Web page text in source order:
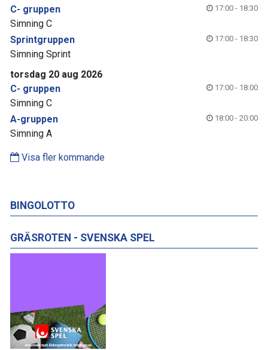
C- gruppen
17:00 - 18:30
Simning C
Sprintgruppen
17:00 - 18:30
Simning Sprint
torsdag 20 aug 2026
C- gruppen
17:00 - 18:00
Simning C
A-gruppen
18:00 - 20:00
Simning A
Visa fler kommande
BINGOLOTTO
GRÄSROTEN - SVENSKA SPEL